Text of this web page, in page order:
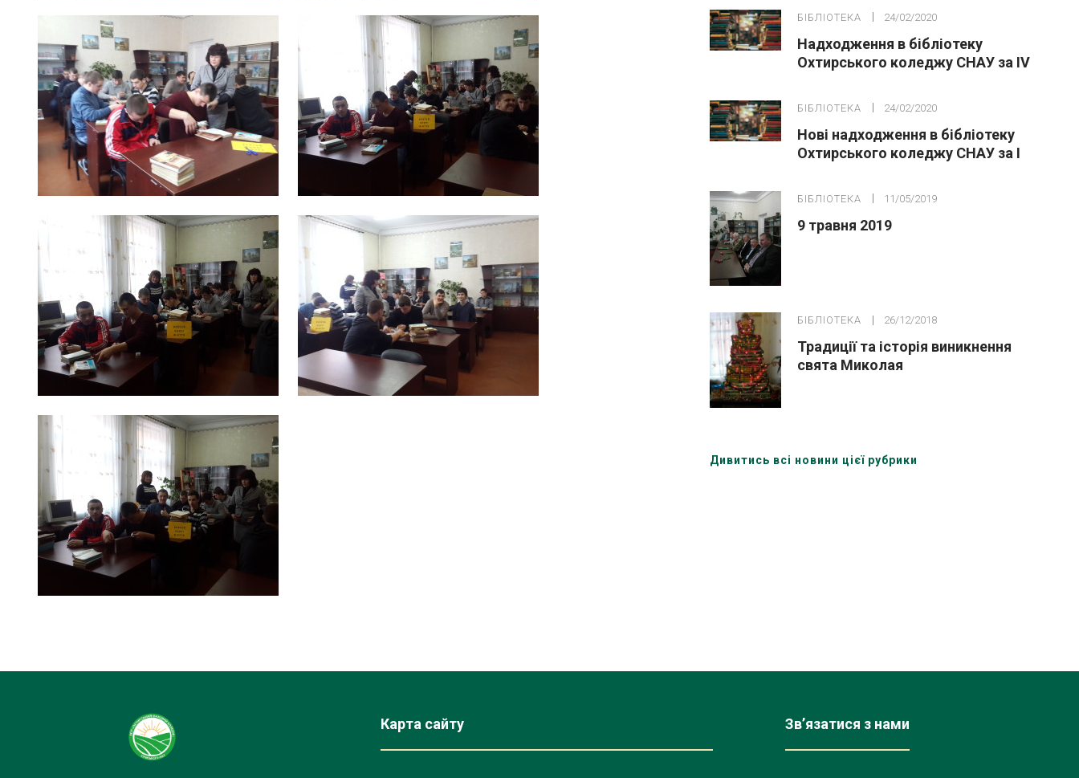
примірників,
БІБЛІОТЕКА 24/02/2020
Надходження в бібліотеку
Охтирського коледжу СНАУ за ІV
БІБЛІОТЕКА 24/02/2020
Нові надходження в бібліотеку
Охтирського коледжу СНАУ за І
БІБЛІОТЕКА 11/05/2019
9 травня 2019
БІБЛІОТЕКА 26/12/2018
Традиції та історія виникнення
свята Миколая
Дивитись всі новини цієї рубрики
Карта сайту Зв’язатися з нами